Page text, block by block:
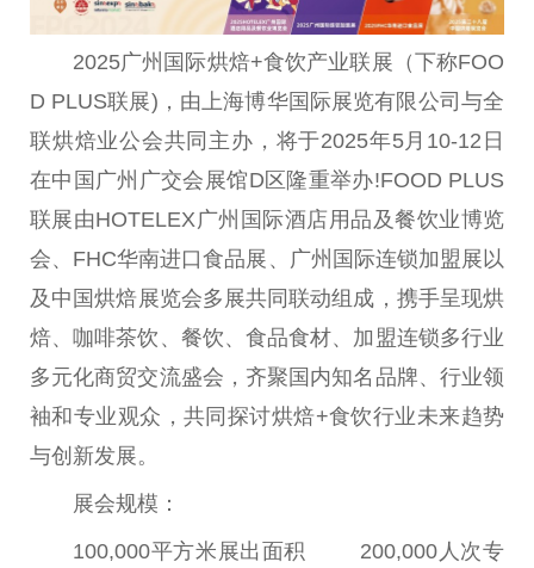
2025广州国际烘焙+食饮产业联展（下称FOO
D PLUS联展)，由上海博华国际展览有限公司与全
联烘焙业公会共同主办，将于2025年5月10-12日
在中国 广州广交会展馆D区隆重举办!FOOD PLUS
联展由HOTELEX广州国际酒店用品及餐饮业博览
会、FHC华南进口食品展、广州国际连锁加盟展以
及 中国烘焙展览会多展共同联动组成，携手呈现烘
焙、咖啡茶饮、餐饮、食品食材、加盟连锁多行业
多元化商贸交流盛会，齐聚国内知名品牌、行业领
袖和专业观众，共同探讨烘焙+食饮行业未来趋势
与创新发展。
展会规模：
100,000平方米展出面积 200,000人次专